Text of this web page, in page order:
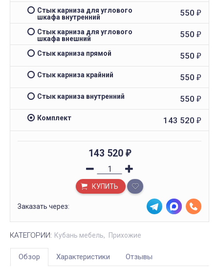
Стык карниза для углового
шкафа внутренний
550 ₽
Стык карниза для углового
шкафа внешний
550 ₽
Стык карниза прямой 550 ₽
Стык карниза крайний 550 ₽
Стык карниза внутренний 550 ₽
Комплект 143 520 ₽
143 520 ₽
КУПИТЬ
Заказать через:
КАТЕГОРИИ: Кубань мебель Прихожие
Обзор Характеристики Отзывы